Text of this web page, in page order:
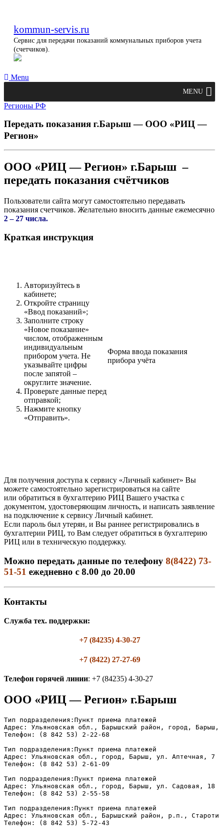
kommun-servis.ru
Сервис для передачи показаний коммунальных приборов учета
(счетчиков).
Menu
MENU
Регионы РФ
Передать показания г.Барыш — ООО «РИЦ —
Регион»
ООО «РИЦ — Регион» г.Барыш –
передать показания счётчиков
Пользователи сайта могут самостоятельно передавать
показания счетчиков. Желательно вносить данные ежемесячно
2 – 27 числа.
Краткая инструкция
Авторизуйтесь в
кабинете;
Откройте страницу
«Ввод показаний»;
Заполните строку
«Новое показание»
числом, отображенным
индивидуальным
прибором учета. Не
указывайте цифры
после запятой –
округлите значение.
Проверьте данные перед
отправкой;
Нажмите кнопку
«Отправить».
Форма ввода показания
прибора учёта
Для получения доступа к сервису «Личный кабинет» Вы
можете самоcтоятельно зарегистрироваться на сайте
или обратиться в бухгалтерию РИЦ Вашего участка с
документом, удостоверяющим личность, и написать заявление
на подключение к сервису Личный кабинет.
Если пароль был утерян, и Вы раннее регистрировались в
бухгалтерии РИЦ, то Вам следует обратиться в бухгалтерию
РИЦ или в техническую поддержку.
Можно передать данные по телефону 8(8422) 73-
51-51 ежедневно с 8.00 до 20.00
Контакты
Служба тех. поддержки:
+7 (84235) 4-30-27
+7 (8422) 27-27-69
Телефон горячей линии: +7 (84235) 4-30-27
ООО «РИЦ — Регион» г.Барыш
Тип подразделения:Пункт приема платежей
Адрес: Ульяновская обл., Барышский район, город,
Телефон: (8 842 53) 2-22-68
Тип подразделения:Пункт приема платежей
Адрес: Ульяновская обл., город, Барыш, ул. Аптечная, 7
Телефон: (8 842 53) 2-61-09
Тип подразделения:Пункт приема платежей
Адрес: Ульяновская обл., город, Барыш, ул. Садовая, 18
Телефон: (8 842 53) 2-55-58
Тип подразделения:Пункт приема платежей
Адрес: Ульяновская обл., Барышский район, р.п.,
Телефон: (8 842 53) 5-72-43